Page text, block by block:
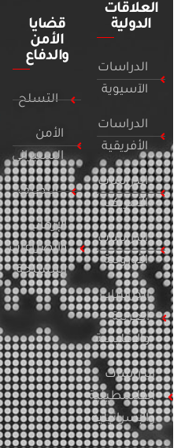
العلاقات
الدولية
الدراسات
الآسيوية
الدراسات
الأفريقية
الدراسات
الأمريكية
الدراسات
الأوروبية
الدراسات
العربية
والإقليمية
الدراسات
الفلسطينية
والإسرائيلية
قضايا
الأمن
والدفاع
التسلح
الأمن
السيبراني
التطرف
الإرهاب
والصراعات
المسلحة